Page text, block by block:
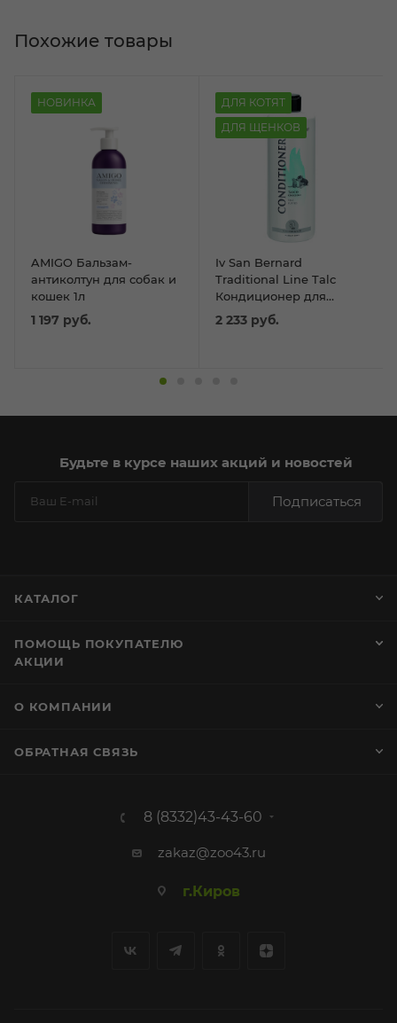
НОВИНКА
AMIGO Бальзам-
антиколтун для собак и
кошек 1л
1 197 руб.
ДЛЯ КОТЯТ
ДЛЯ ЩЕНКОВ
Iv San Bernard
Traditional Line Talc
Кондиционер для
щенков и котят 500мл
2 233 руб.
Похожие товары
Будьте в курсе наших акций и новостей
Подписаться
КАТАЛОГ
ПОМОЩЬ ПОКУПАТЕЛЮ
АКЦИИ
О КОМПАНИИ
ОБРАТНАЯ СВЯЗЬ
8 (8332)43-43-60
zakaz@zoo43.ru
г.Киров